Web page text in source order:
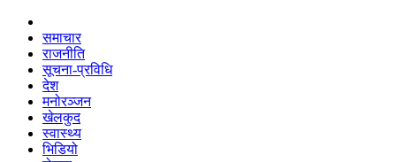
समाचार
राजनीति
सूचना-प्रविधि
देश
मनोरञ्जन
खेलकुद
स्वास्थ्य
भिडियो